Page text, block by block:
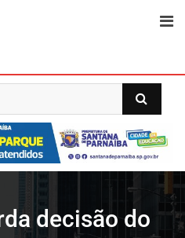
decisão do